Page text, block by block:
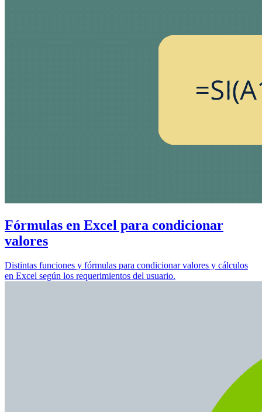
Fórmulas en Excel para condicionar
valores
Distintas funciones y fórmulas para condicionar valores y cálculos
en Excel según los requerimientos del usuario.